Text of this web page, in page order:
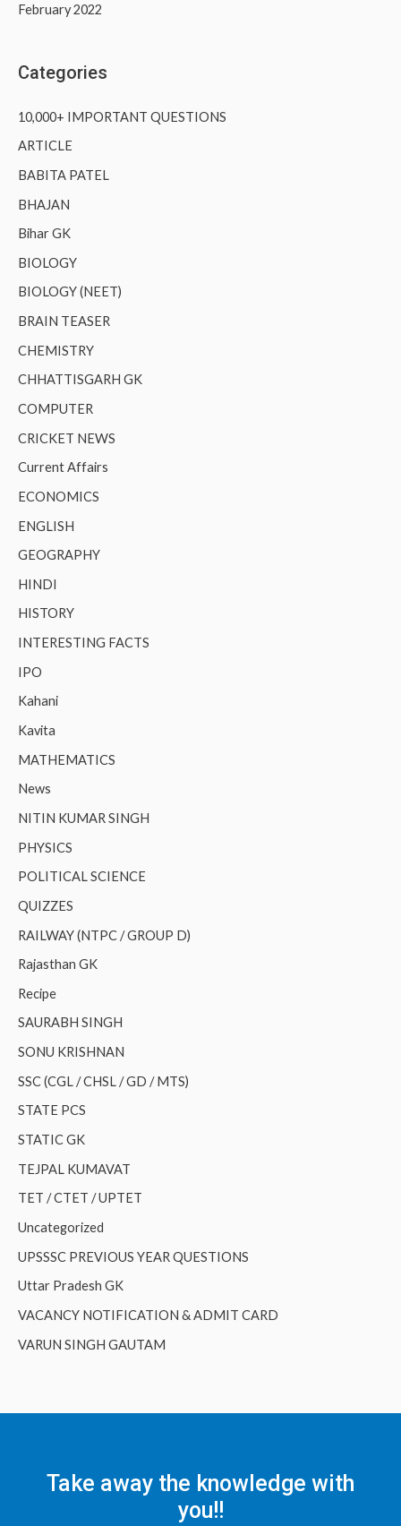
February 2022
Categories
10,000+ IMPORTANT QUESTIONS
ARTICLE
BABITA PATEL
BHAJAN
Bihar GK
BIOLOGY
BIOLOGY (NEET)
BRAIN TEASER
CHEMISTRY
CHHATTISGARH GK
COMPUTER
CRICKET NEWS
Current Affairs
ECONOMICS
ENGLISH
GEOGRAPHY
HINDI
HISTORY
INTERESTING FACTS
IPO
Kahani
Kavita
MATHEMATICS
News
NITIN KUMAR SINGH
PHYSICS
POLITICAL SCIENCE
QUIZZES
RAILWAY (NTPC / GROUP D)
Rajasthan GK
Recipe
SAURABH SINGH
SONU KRISHNAN
SSC (CGL / CHSL / GD / MTS)
STATE PCS
STATIC GK
TEJPAL KUMAVAT
TET / CTET / UPTET
Uncategorized
UPSSSC PREVIOUS YEAR QUESTIONS
Uttar Pradesh GK
VACANCY NOTIFICATION & ADMIT CARD
VARUN SINGH GAUTAM
Take away the knowledge with
you!!